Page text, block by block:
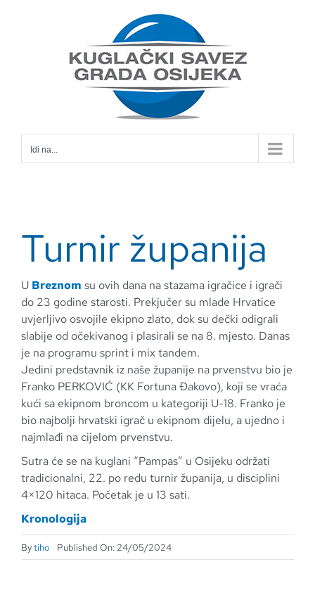
Idi na...
Turnir županija
U Breznom su ovih dana na stazama igračice i igrači
do 23 godine starosti. Prekjučer su mlade Hrvatice
uvjerljivo osvojile ekipno zlato, dok su dečki odigrali
slabije od očekivanog i plasirali se na 8. mjesto. Danas
je na programu sprint i mix tandem.
Jedini predstavnik iz naše županije na prvenstvu bio je
Franko PERKOVIĆ (KK Fortuna Đakovo), koji se vraća
kući sa ekipnom broncom u kategoriji U-18. Franko je
bio najbolji hrvatski igrač u ekipnom dijelu, a ujedno i
najmlađi na cijelom prvenstvu.
Sutra će se na kuglani “Pampas” u Osijeku održati
tradicionalni, 22. po redu turnir županija, u disciplini
4×120 hitaca. Početak je u 13 sati.
Kronologija
Bytiho Published On: 24/05/2024